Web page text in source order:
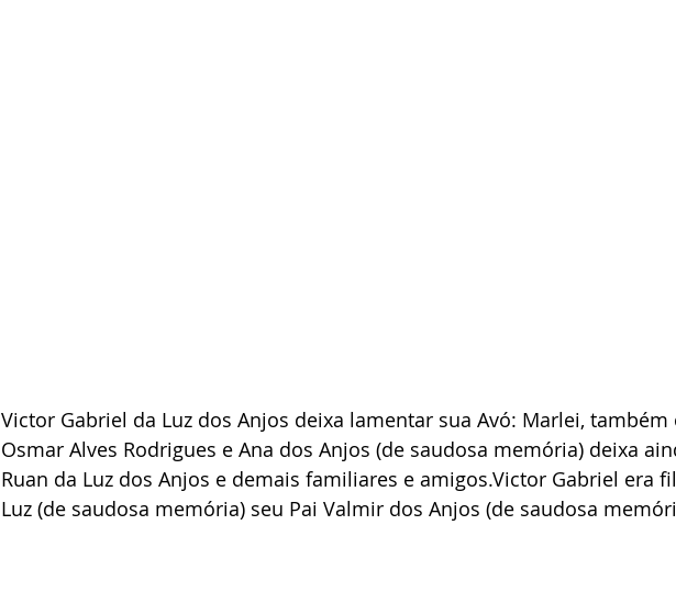
Victor Gabriel da Luz dos Anjos deixa lamentar sua Avó: Marlei, também
Osmar Alves Rodrigues e Ana dos Anjos (de saudosa memória) deixa
Ruan da Luz dos Anjos e demais familiares e amigos.Victor Gabriel era
Luz (de saudosa memória) seu Pai Valmir dos Anjos (de saudosa